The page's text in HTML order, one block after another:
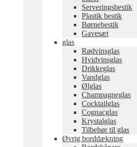
Serveringsbestik
Plastik bestik
Børnebestik
Gavesæt
glas
Rødvinsglas
Hvidvinsglas
Drikkeglas
Vandglas
Ølglas
Champagneglas
Cocktailglas
Cognacglas
Krystalglas
Tilbehør til glas
Øvrig borddækning